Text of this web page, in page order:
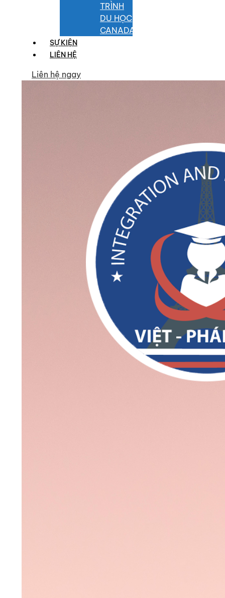
TRÌNH
DU HỌC
CANADA
SỰ KIỆN
LIÊN HỆ
Liên hệ ngay